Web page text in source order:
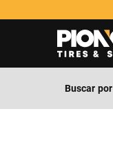
Buscar por